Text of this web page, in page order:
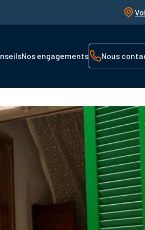
Nos engagements Nous